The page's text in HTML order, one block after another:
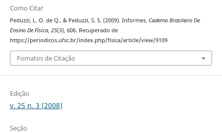
Como Citar
Peduzzi, L. O. de Q., & Peduzzi, S. S. (2009). Informes. Caderno Brasileiro De
Ensino De Física, 25(3), 606. Recuperado de
https://periodicos.ufsc.br/index.php/fisica/article/view/9109
Fomatos de Citação
Edição
v. 25 n. 3 (2008)
Seção